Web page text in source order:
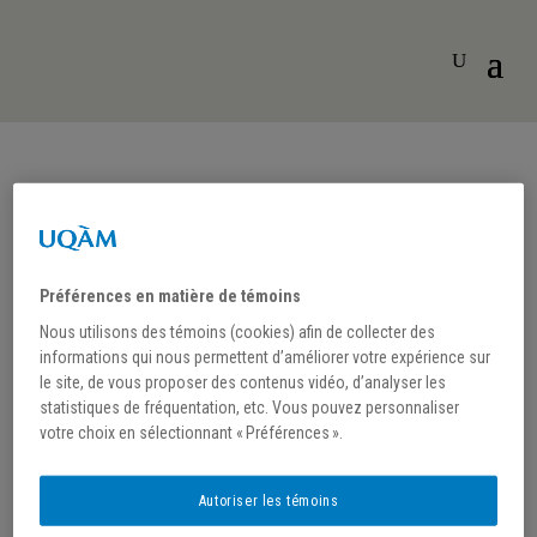
Activités Axe 2 – Lien
social et institutions
Colloque international |
Préférences en matière de témoins
Nous utilisons des témoins (cookies) afin de collecter des
informations qui nous permettent d’améliorer votre expérience sur
le site, de vous proposer des contenus vidéo, d’analyser les
statistiques de fréquentation, etc. Vous pouvez personnaliser
votre choix en sélectionnant « Préférences ».
Autoriser les témoins